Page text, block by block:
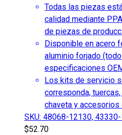
Todas las piezas
calidad mediante
de piezas de
Disponible en acero
aluminio forjado
especificaciones
Los kits de servicio
corresponda,
chaveta y accesorios
SKU: 48068-12130,
$52.70